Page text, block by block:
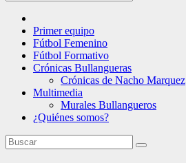
Primer equipo
Fútbol Femenino
Fútbol Formativo
Crónicas Bullangueras
Crónicas de Nacho Marquez
Multimedia
Murales Bullangueros
¿Quiénes somos?